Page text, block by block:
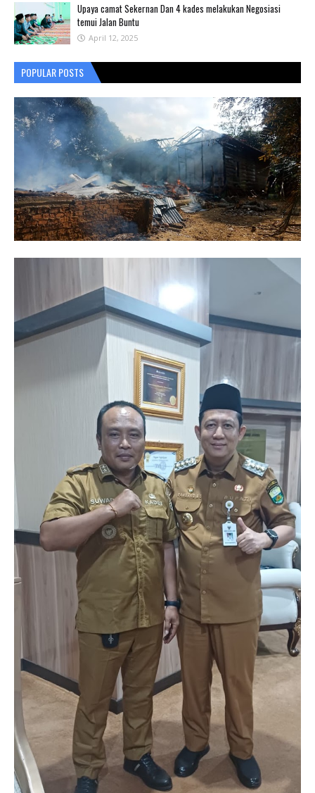
Upaya camat Sekernan Dan 4 kades melakukan Negosiasi
temui Jalan Buntu
April 12, 2025
POPULAR POSTS